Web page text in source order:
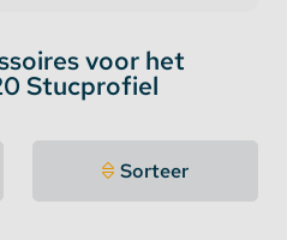
voor het
Stucprofiel
Sorteer